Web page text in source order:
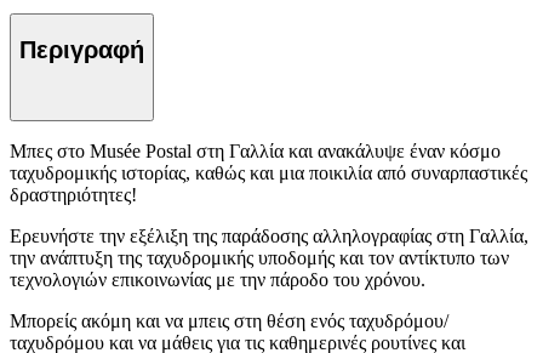
Περιγραφή
Μπες στο Musée Postal στη Γαλλία και ανακάλυψε έναν κόσμο
ταχυδρομικής ιστορίας, καθώς και μια ποικιλία από συναρπαστικές
δραστηριότητες!
Ερευνήστε την εξέλιξη της παράδοσης αλληλογραφίας στη Γαλλία,
την ανάπτυξη της ταχυδρομικής υποδομής και τον αντίκτυπο των
τεχνολογιών επικοινωνίας με την πάροδο του χρόνου.
Μπορείς ακόμη και να μπεις στη θέση ενός ταχυδρόμου/
ταχυδρόμου και να μάθεις για τις καθημερινές ρουτίνες και